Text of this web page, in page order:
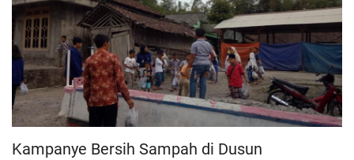
Kampanye Bersih Sampah di Dusun